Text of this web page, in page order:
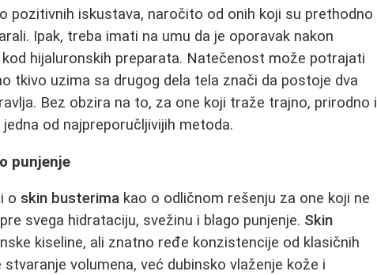
pozitivnih iskustava, naročito od onih koji su prethodno
Ipak, treba imati na umu da je oporavak nakon
hijaluronskih preparata. Natečenost može potrajati
tkivo uzima sa drugog dela tela znači da postoje dva
Bez obzira na to, za one koji traže trajno, prirodno i
od najpreporučljivijih metoda.
punjenje
o skin busterima kao o odličnom rešenju za one koji ne
svega hidrataciju, svežinu i blago punjenje. Skin
kiseline, ali znatno ređe konzistencije od klasičnih
volumena, već dubinsko vlaženje kože i